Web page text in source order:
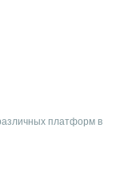
платформ в